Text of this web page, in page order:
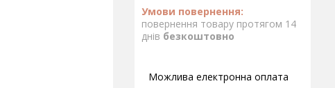
повернення товару протягом 14
днів безкоштовно